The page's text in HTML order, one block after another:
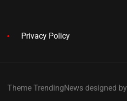
Privacy Policy
Theme TrendingNews designed by